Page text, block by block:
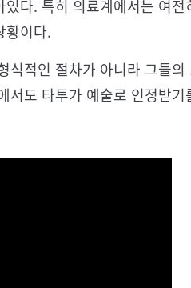
다. 특히 의료계에서는 여전
황이다.
적인 절차가 아니라 그들
서도 타투가 예술로 인정받기